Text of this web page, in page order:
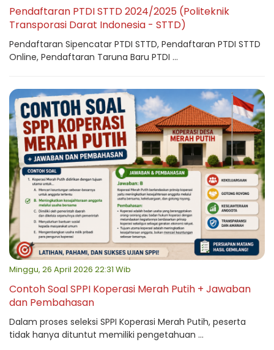
Pendaftaran PTDI STTD 2024/2025 (Politeknik
Transporasi Darat Indonesia - STTD)
Pendaftaran Sipencatar PTDI STTD, Pendaftaran PTDI STTD
Online, Pendaftaran Taruna Baru PTDI ...
Minggu, 26 April 2026 22:31 Wib
Contoh Soal SPPI Koperasi Merah Putih + Jawaban
dan Pembahasan
Dalam proses seleksi SPPI Koperasi Merah Putih, peserta
tidak hanya dituntut memiliki pengetahuan ...